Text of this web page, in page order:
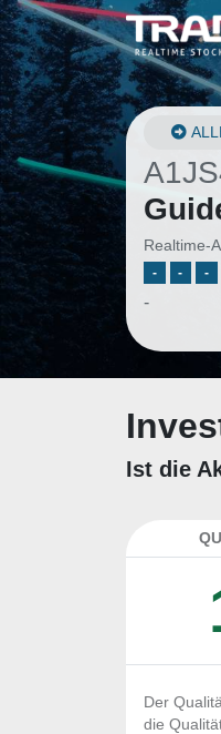
Realtime-
- - -
-
Ist die
Der
die